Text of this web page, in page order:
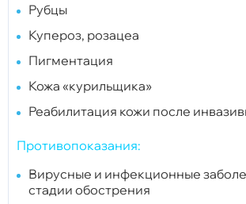
Рубцы
Купероз, розацеа
Пигментация
Кожа «курильщика»
Реабилитация кожи после
Противопоказания:
Вирусные и инфекционные
стадии обострения